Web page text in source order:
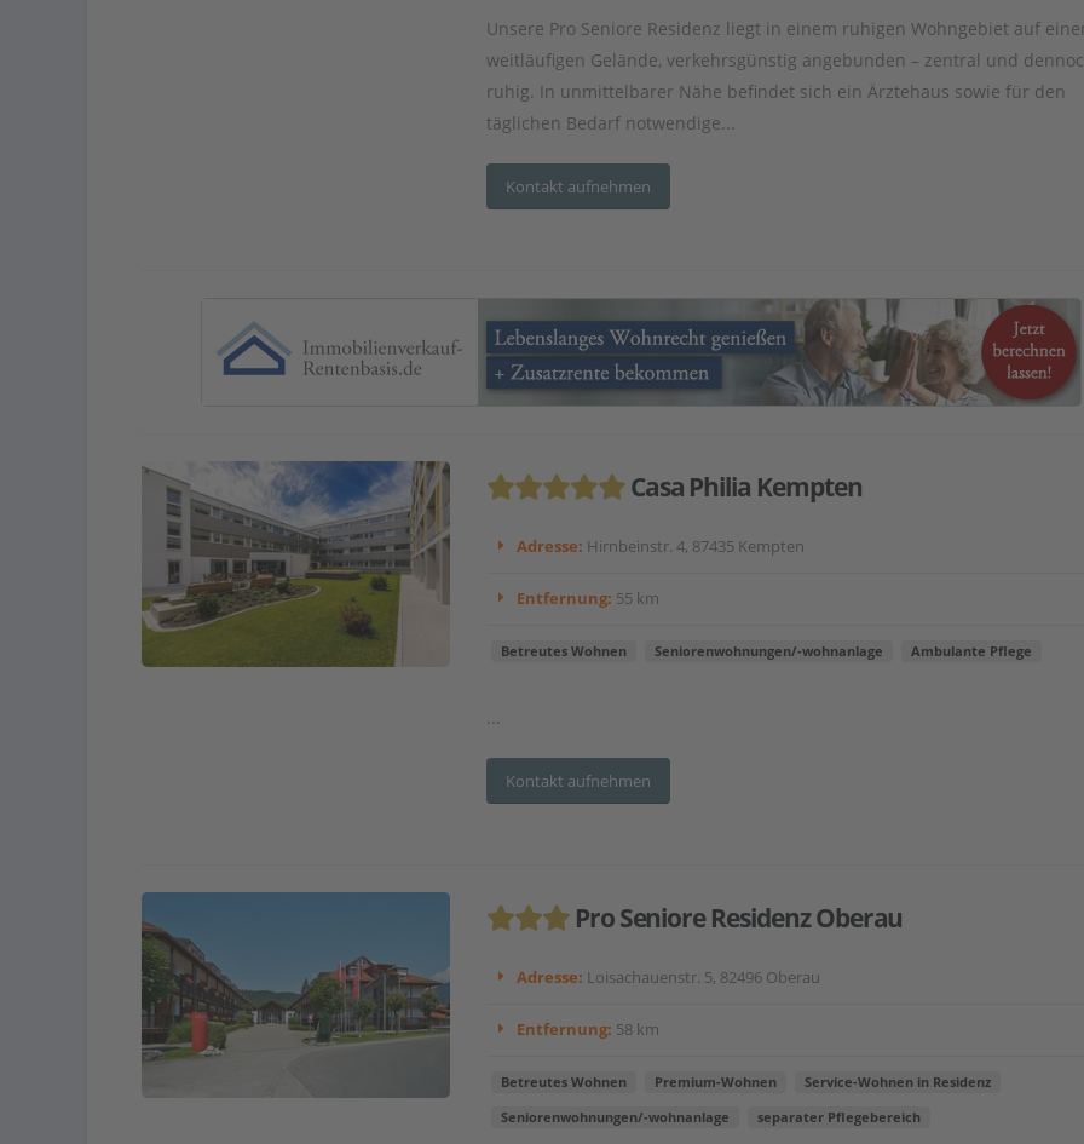
Unsere Pro Seniore Residenz liegt in einem ruhigen Wohngebiet auf
weitläufigen Gelände, verkehrsgünstig angebunden – zentral und
ruhig. In unmittelbarer Nähe befindet sich ein Ärztehaus sowie für den
täglichen Bedarf notwendige...
Kontakt aufnehmen
Casa Philia Kempten
Adresse: Hirnbeinstr. 4, 87435 Kempten
Entfernung: 55 km
Betreutes Wohnen Seniorenwohnungen/-wohnanlage Ambulante Pflege
...
Kontakt aufnehmen
Pro Seniore Residenz Oberau
Adresse: Loisachauenstr. 5, 82496 Oberau
Entfernung: 58 km
Betreutes Wohnen Premium-Wohnen Service-Wohnen in Residenz
Seniorenwohnungen/-wohnanlage separater Pflegebereich